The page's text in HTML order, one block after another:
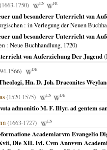
(1663-1750) EN FR
und besonderer Unterricht von
: in Verlegung der Neuen
und besonderer Unterricht von
: Neue Buchhandlung, 1720)
von Auferziehung Der Jugend(
1566) DE
Hn. D. Joh. Draconites
(1520-1575) EN DE
admonitio M. F. Illyr. ad gentem
(1663-1727) EN
Academiarvm Evangelio
Die XII. Ivl. Cvm Annvvm